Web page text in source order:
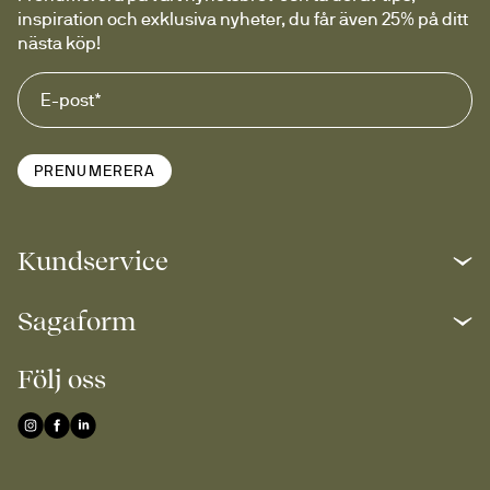
inspiration och exklusiva nyheter, du får även 25% på ditt
nästa köp!
PRENUMERERA
Kundservice
Sagaform
Följ oss